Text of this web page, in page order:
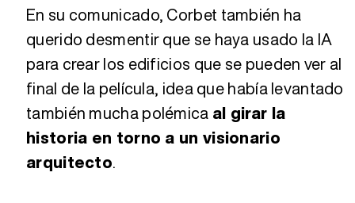
En su comunicado, Corbet también ha
querido desmentir que se haya usado la IA
para crear los edificios que se pueden ver al
final de la película, idea que había levantado
también mucha polémica al girar la
historia en torno a un visionario
arquitecto.